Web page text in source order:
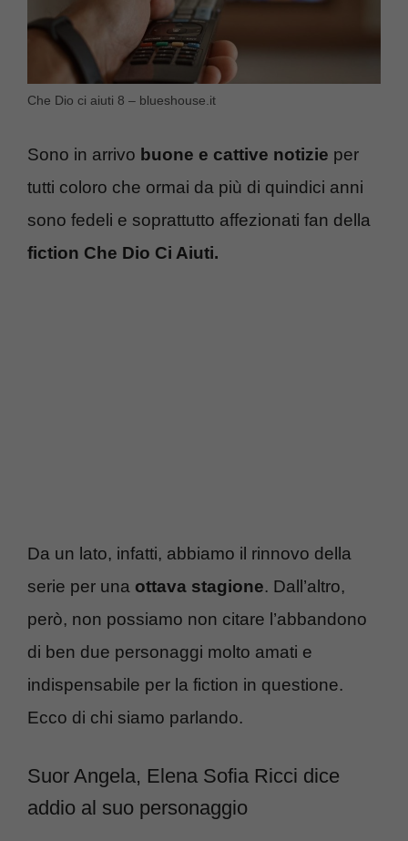
Che Dio ci aiuti 8 – blueshouse.it
Sono in arrivo buone e cattive notizie per
tutti coloro che ormai da più di quindici anni
sono fedeli e soprattutto affezionati fan della
fiction Che Dio Ci Aiuti.
Da un lato, infatti, abbiamo il rinnovo della
serie per una ottava stagione. Dall’altro,
però, non possiamo non citare l’abbandono
di ben due personaggi molto amati e
indispensabile per la fiction in questione.
Ecco di chi siamo parlando.
Suor Angela, Elena Sofia Ricci dice
addio al suo personaggio